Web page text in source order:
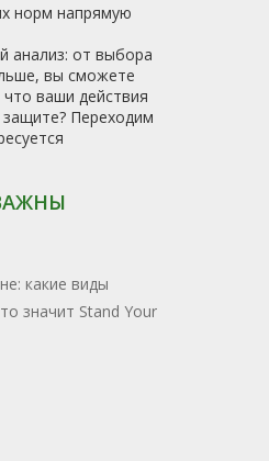
норм напрямую
анализ: от выбора
вы сможете
ваши действия
Переходим
какие виды
значит Stand Your